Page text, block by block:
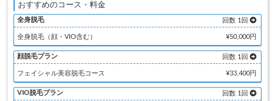
おすすめのコース・料金
全身脱毛 回数 1回
全身脱毛（顔・VIO含む） ¥50,000円
顔脱毛プラン 回数 1回
フェイシャル美容脱毛コース ¥33,400円
VIO脱毛プラン 回数 1回